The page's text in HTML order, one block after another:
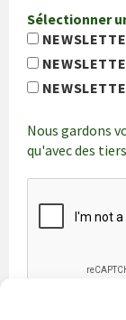
Sélectionner
Nous gardons
qu'avec des